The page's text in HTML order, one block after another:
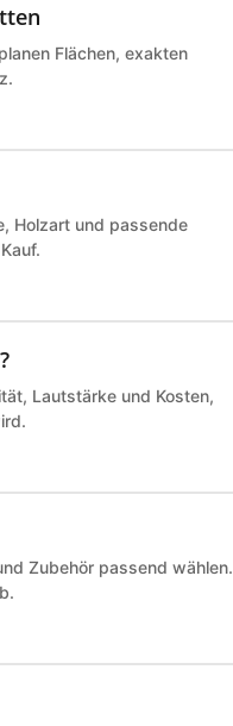
Flächen, exakten
Holzart und passende
Lautstärke und Kosten,
Zubehör passend wählen.